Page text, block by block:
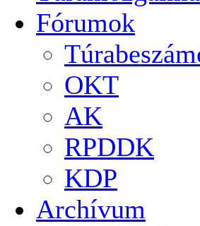
Fórumok
OKT
AK
RPDDK
KDP
Archívum